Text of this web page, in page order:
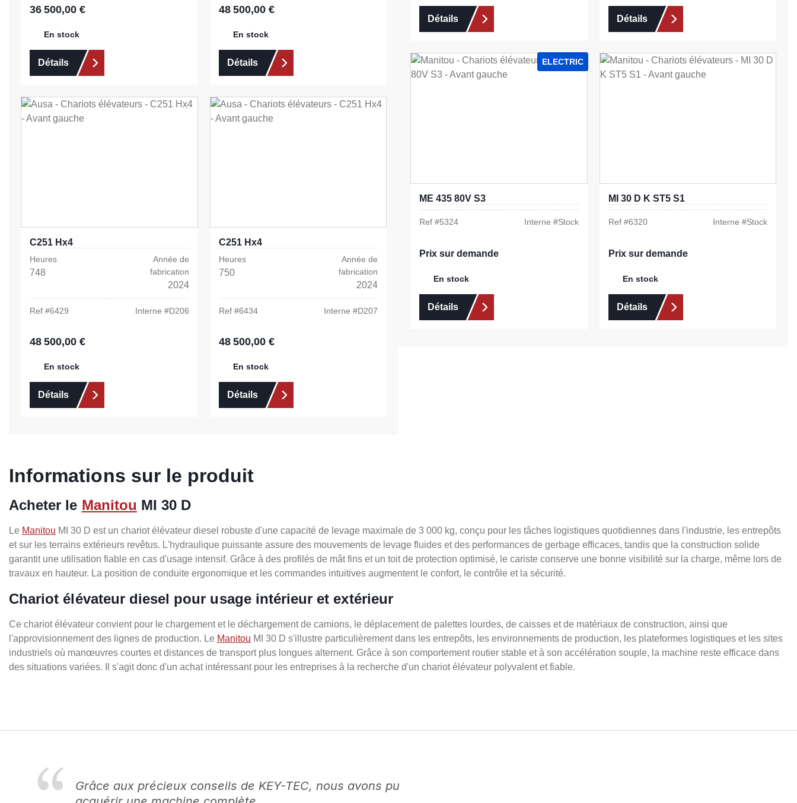
Prix régulier :
36 500,00 €
En stock
Détails
Prix régulier :
48 500,00 €
En stock
Détails
C251 Hx4
Heures
748
Année de
fabrication
2024
Ref #6429 Interne #D206
Prix régulier :
48 500,00 €
En stock
Détails
C251 Hx4
Heures
750
Année de
fabrication
2024
Ref #6434 Interne #D207
Prix régulier :
48 500,00 €
En stock
Détails
Détails Détails
ELECTRIC
ME 435 80V S3
Ref #5324 Interne #Stock
Prix sur demande
En stock
Détails
MI 30 D K ST5 S1
Ref #6320 Interne #Stock
Prix sur demande
En stock
Détails
Informations sur le produit
Acheter le Manitou MI 30 D
Le Manitou MI 30 D est un chariot élévateur diesel robuste d'une capacité de levage maximale de 3 000 kg, conçu pour les tâches logistiques quotidiennes dans l'industrie, les entrepôts
et sur les terrains extérieurs revêtus. L'hydraulique puissante assure des mouvements de levage fluides et des performances de gerbage efficaces, tandis que la construction solide
garantit une utilisation fiable en cas d'usage intensif. Grâce à des profilés de mât fins et un toit de protection optimisé, le cariste conserve une bonne visibilité sur la charge, même lors de
travaux en hauteur. La position de conduite ergonomique et les commandes intuitives augmentent le confort, le contrôle et la sécurité.
Chariot élévateur diesel pour usage intérieur et extérieur
Ce chariot élévateur convient pour le chargement et le déchargement de camions, le déplacement de palettes lourdes, de caisses et de matériaux de construction, ainsi que
l'approvisionnement des lignes de production. Le Manitou MI 30 D s'illustre particulièrement dans les entrepôts, les environnements de production, les plateformes logistiques et les sites
industriels où manœuvres courtes et distances de transport plus longues alternent. Grâce à son comportement routier stable et à son accélération souple, la machine reste efficace dans
des situations variées. Il s'agit donc d'un achat intéressant pour les entreprises à la recherche d'un chariot élévateur polyvalent et fiable.
Grâce aux précieux conseils de KEY-TEC, nous avons pu